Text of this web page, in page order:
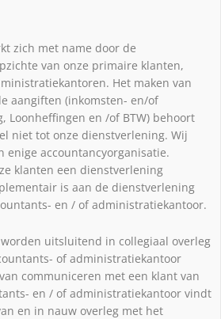
zich met name door de
van onze primaire klanten,
Het maken van
aangiften (inkomsten- en/of
Loonheffingen en /of BTW) behoort
niet tot onze dienstverlening. Wij
enige accountancyorganisatie.
klanten een dienstverlening
is aan de dienstverlening
en / of administratiekantoor.
uitsluitend in collegiaal overleg
of administratiekantoor
communiceren met een klant van
en / of administratiekantoor vindt
en in nauw overleg met het